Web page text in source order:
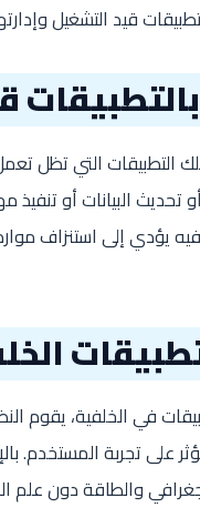
قيد التشغيل
التطبيقات التي تظل
البيانات أو
فيه يؤدي إلى استنزاف
في الخلفية، يقوم
على تجربة المستخدم.
والطاقة دون